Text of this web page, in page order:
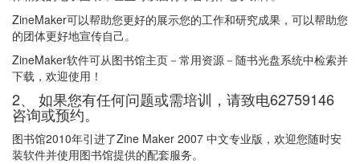
ZineMaker可以帮助您更好的展示您的工作和研究成果，可以帮助您
的团体更好地宣传自己。
ZineMaker软件可从图书馆主页－常用资源－随书光盘系统中检索并
下载，欢迎使用！
2、 如果您有任何问题或需培训，请致电62759146
咨询或预约。
图书馆2010年引进了Zine Maker 2007 中文专业版，欢迎您随时安
装软件并使用图书馆提供的配套服务。